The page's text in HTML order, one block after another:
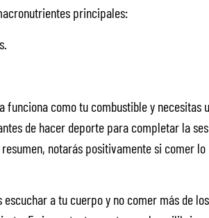
principales:
funciona como tu combustible y necesitas
de hacer deporte para completar la
notarás positivamente si comer lo
escuchar a tu cuerpo y no comer más de los